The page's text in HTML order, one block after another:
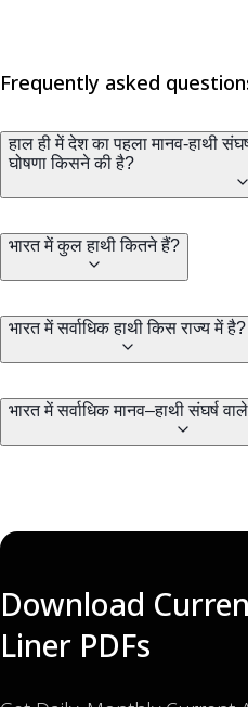
Frequently asked
हाल ही में देश का पहला मानव-हाथी
घोषणा किसने की है?
भारत में कुल हाथी कितने हैं?
भारत में सर्वाधिक हाथी किस राज्य में है?
भारत में सर्वाधिक मानव–हाथी संघर्ष
Download
Liner PDFs